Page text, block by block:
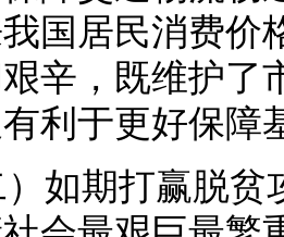
国居民消费
辛，既维护
利于更好保障
期打赢脱贫